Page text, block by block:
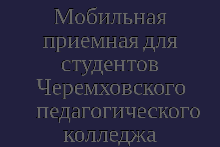
-- Специальная оценка условий труда
-- Контактная информация
-- Политика конфиденциальности
-- Согласие на обработку персональных данных
Полезная информация
Мобильная
приемная для
студентов
Черемховского
педагогического
колледжа